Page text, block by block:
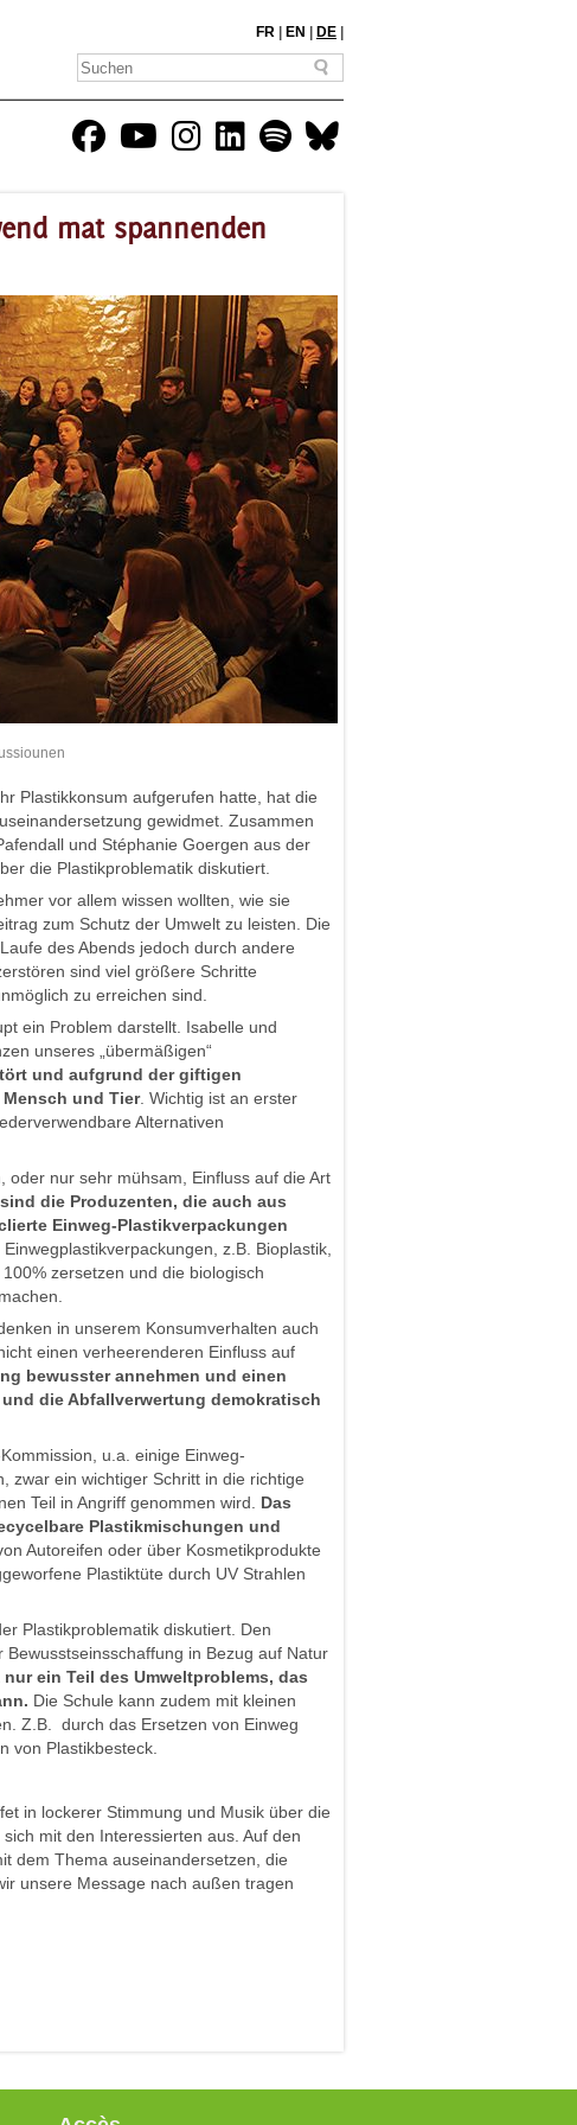
FR EN DE
mat spannenden
Plastikkonsum aufgerufen hatte, hat die
gewidmet. Zusammen
und Stéphanie Goergen aus der
die Plastikproblematik diskutiert.
vor allem wissen wollten, wie sie
zum Schutz der Umwelt zu leisten. Die
des Abends jedoch durch andere
sind viel größere Schritte
zu erreichen sind.
ein Problem darstellt. Isabelle und
unseres „übermäßigen“
und aufgrund der giftigen
und Tier. Wichtig ist an erster
Alternativen
oder nur sehr mühsam, Einfluss auf die Art
die Produzenten, die auch aus
Einweg-Plastikverpackungen
z.B. Bioplastik,
zersetzen und die biologisch
in unserem Konsumverhalten auch
einen verheerenderen Einfluss auf
bewusster annehmen und einen
die Abfallverwertung demokratisch
u.a. einige Einweg-
zwar ein wichtiger Schritt in die richtige
Teil in Angriff genommen wird. Das
Plastikmischungen und
Autoreifen oder über Kosmetikprodukte
Plastiktüte durch UV Strahlen
Plastikproblematik diskutiert. Den
in Bezug auf Natur
ein Teil des Umweltproblems, das
Die Schule kann zudem mit kleinen
Z.B. durch das Ersetzen von Einweg
von Plastikbesteck.
in lockerer Stimmung und Musik über die
mit den Interessierten aus. Auf den
dem Thema auseinandersetzen, die
unsere Message nach außen tragen